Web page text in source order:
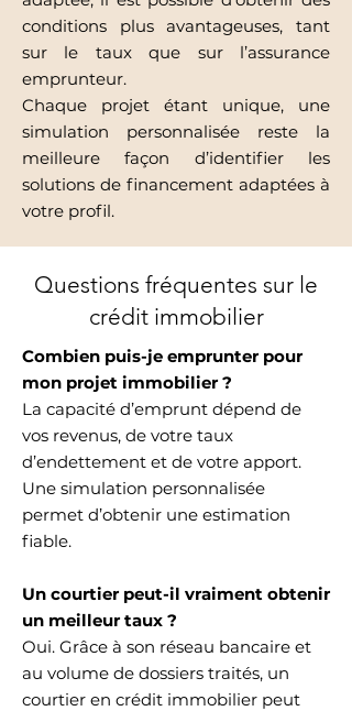
conditions plus avantageuses, tant
sur le taux que sur l’assurance
emprunteur.
Chaque projet étant unique, une
simulation personnalisée reste la
meilleure façon d’identifier les
solutions de financement adaptées à
votre profil.
Questions fréquentes sur le
crédit immobilier
Combien puis-je emprunter pour
mon projet immobilier ?
La capacité d’emprunt dépend de
vos revenus, de votre taux
d’endettement et de votre apport.
Une simulation personnalisée
permet d’obtenir une estimation
fiable.
Un courtier peut-il vraiment obtenir
un meilleur taux ?
Oui. Grâce à son réseau bancaire et
au volume de dossiers traités, un
courtier en crédit immobilier peut